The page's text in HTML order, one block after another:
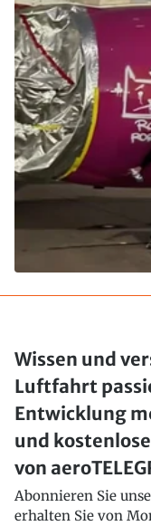
Wissen und
Luftfahrt
Entwicklung
und
von
Abonnieren Sie
erhalten Sie von